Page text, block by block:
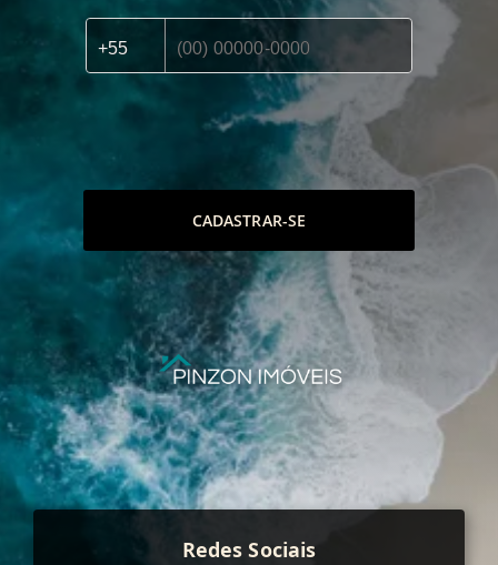
CADASTRAR-SE
Redes Sociais